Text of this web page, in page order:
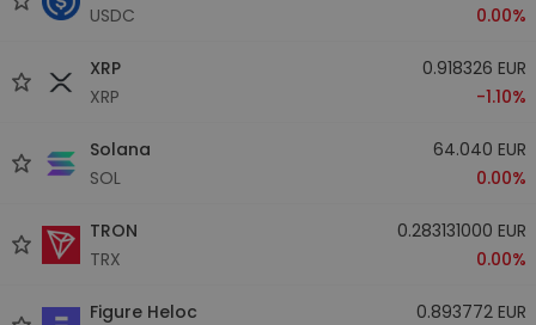
USDC
0.00%
XRP
XRP
0.918326 EUR
-1.10%
Solana
SOL
64.040 EUR
0.00%
TRON
TRX
0.283131000 EUR
0.00%
Figure Heloc
0.893772 EUR